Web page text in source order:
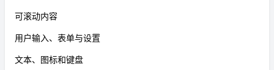
可滚动内容
用户输入、表单与设置
文本、图标和键盘